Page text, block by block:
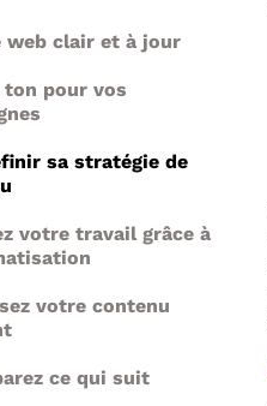
web clair et à jour
ton pour vos
sa stratégie de
votre travail grâce à
votre contenu
ce qui suit